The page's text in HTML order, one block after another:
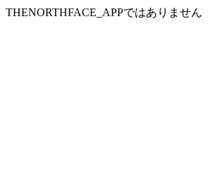
THENORTHFACE_APPではありません